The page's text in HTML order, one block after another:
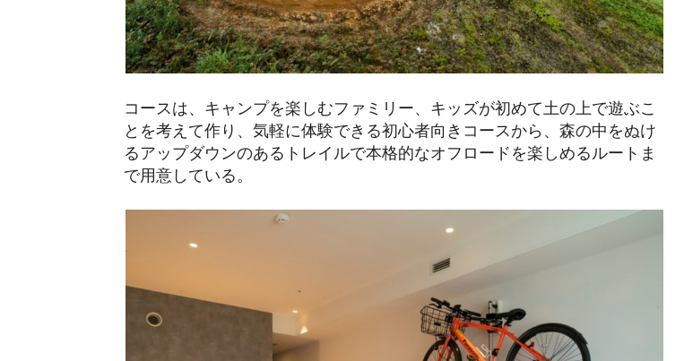
コースは、キャンプを楽しむファミリー、キッズが初めて土の上で遊ぶこ
とを考えて作り、気軽に体験できる初心者向きコースから、森の中をぬけ
るアップダウンのあるトレイルで本格的なオフロードを楽しめるルートま
で用意している。